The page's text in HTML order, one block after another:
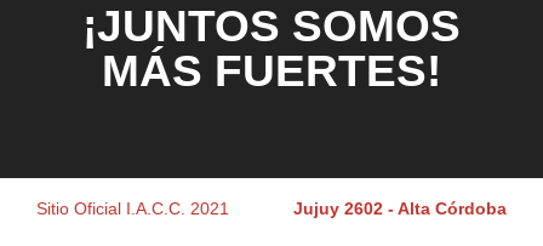
¡JUNTOS SOMOS
MÁS FUERTES!
Sitio Oficial I.A.C.C. 2021 Jujuy 2602 - Alta Córdoba